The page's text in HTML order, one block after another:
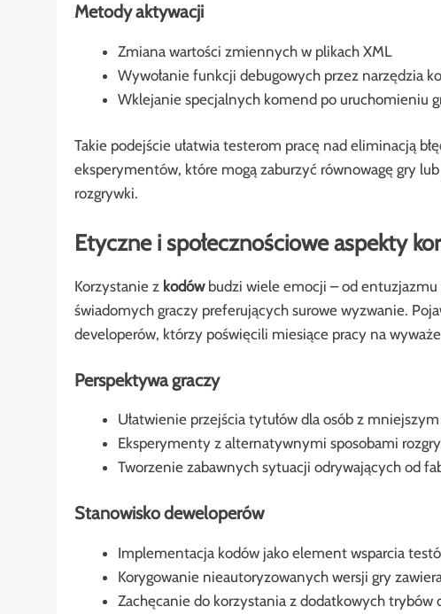
Metody aktywacji
Zmiana wartości zmiennych w plikach XML
Wywołanie funkcji debugowych przez narzędzia
Wklejanie specjalnych komend po uruchomieniu
Takie podejście ułatwia testerom pracę nad eliminacją
eksperymentów, które mogą zaburzyć równowagę gry
rozgrywki.
Etyczne i społecznościowe aspekty
Korzystanie z kodówbudzi wiele emocji – od entuzjazmu
świadomych graczy preferujących surowe wyzwanie.
developerów, którzy poświęcili miesiące pracy na
Perspektywa graczy
Ułatwienie przejścia tytułów dla osób z
Eksperymenty z alternatywnymi sposobami
Tworzenie zabawnych sytuacji odrywających od
Stanowisko deweloperów
Implementacja kodów jako element wsparcia
Korygowanie nieautoryzowanych wersji gry
Zachęcanie do korzystania z dodatkowych